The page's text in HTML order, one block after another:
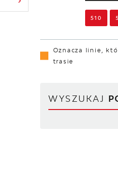
510
Oznacza linie,
trasie
WYSZUKAJ